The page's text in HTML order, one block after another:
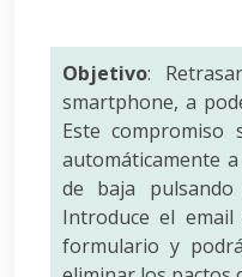
Objetivo:
smartphone, a
Este compromiso
automáticamente
de baja
Introduce el
formulario y